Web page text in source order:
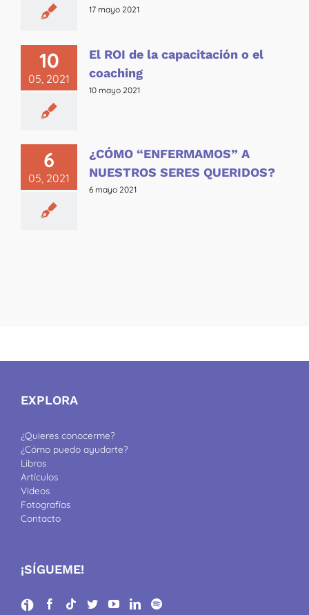
17 mayo 2021
10
05, 2021
El ROI de la capacitación o el
coaching
10 mayo 2021
6
05, 2021
¿CÓMO “ENFERMAMOS” A
NUESTROS SERES QUERIDOS?
6 mayo 2021
EXPLORA
¿Quieres conocerme?
¿Cómo puedo ayudarte?
Libros
Artículos
Videos
Fotografías
Contacto
¡SÍGUEME!